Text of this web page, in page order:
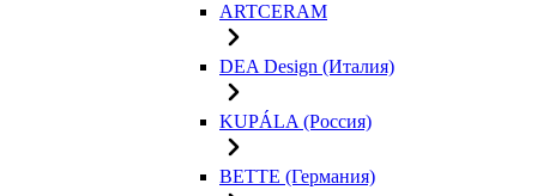
ARTCERAM
DEA Design (Италия)
KUPÁLA (Россия)
BETTE (Германия)